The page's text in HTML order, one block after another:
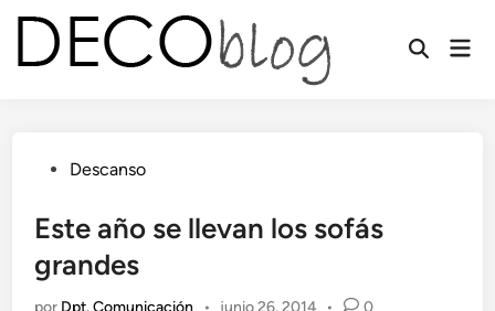
Saltar
contenido
Publicado
Descanso
Este año se llevan los sofás
grandes
por Dpt. Comunicación • junio 26, 2014 • 0